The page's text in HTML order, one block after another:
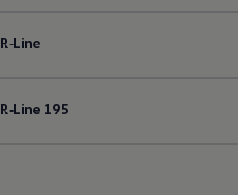
R‑Line
R‑Line 195